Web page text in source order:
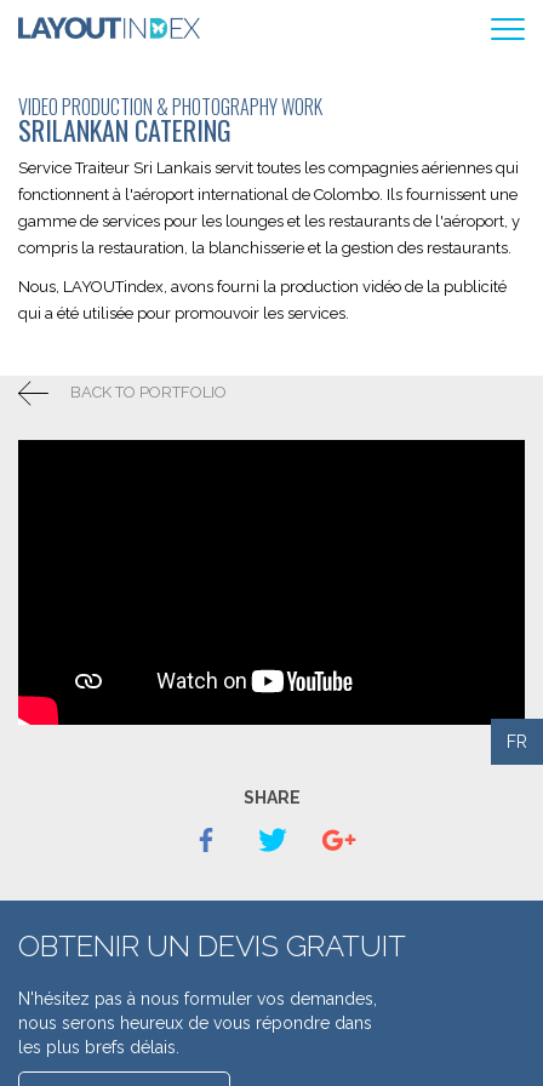
VIDEO PRODUCTION & PHOTOGRAPHY WORK
SRILANKAN CATERING
Service Traiteur Sri Lankais servit toutes les compagnies aériennes qui
fonctionnent à l'aéroport international de Colombo. Ils fournissent une
gamme de services pour les lounges et les restaurants de l'aéroport, y
compris la restauration, la blanchisserie et la gestion des restaurants.
Nous, LAYOUTindex, avons fourni la production vidéo de la publicité
qui a été utilisée pour promouvoir les services.
BACK TO PORTFOLIO
SHARE
FR
OBTENIR UN DEVIS GRATUIT
N'hésitez pas à nous formuler vos demandes,
nous serons heureux de vous répondre dans
les plus brefs délais.